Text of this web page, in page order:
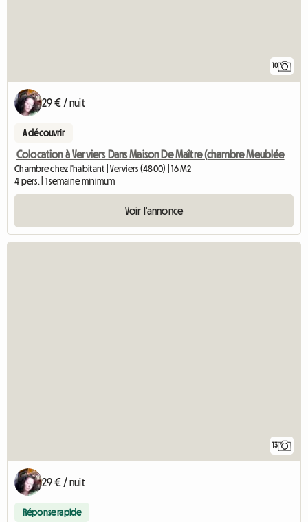
10
29 € / nuit
A découvrir
Colocation à Verviers Dans Maison De Maître (chambre Meublée
Chambre chez l'habitant | Verviers (4800) | 16 M2
4 pers. | 1 semaine minimum
Voir l'annonce
13
29 € / nuit
Réponse rapide